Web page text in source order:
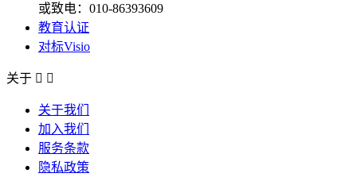
或致电：010-86393609
教育认证
对标Visio
关于  
关于我们
加入我们
服务条款
隐私政策